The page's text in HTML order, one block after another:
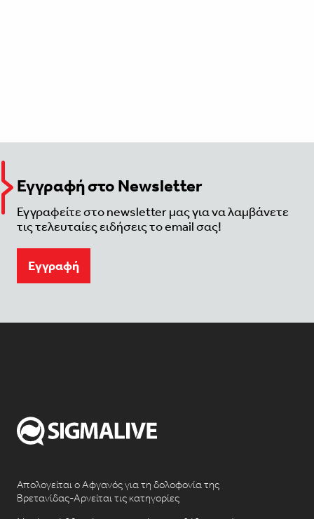
Εγγραφή στο Newsletter
Εγγραφείτε στο newsletter μας για να λαμβάνετε
τις τελευταίες ειδήσεις το email σας!
Eγγραφή
Απολογείται ο Αφγανός για τη δολοφονία της
Βρετανίδας-Αρνείται τις κατηγορίες